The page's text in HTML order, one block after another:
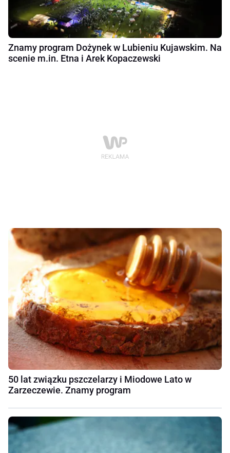
Znamy program Dożynek w Lubieniu Kujawskim. Na
scenie m.in. Etna i Arek Kopaczewski
50 lat związku pszczelarzy i Miodowe Lato w
Zarzeczewie. Znamy program